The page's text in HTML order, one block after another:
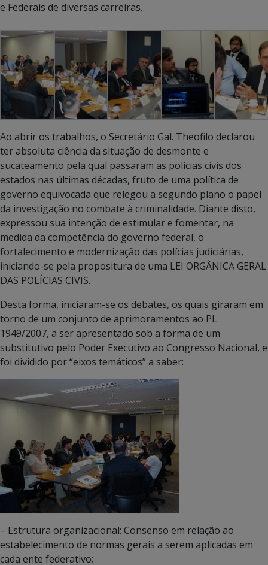
e Federais de diversas carreiras.
Ao abrir os trabalhos, o Secretário Gal. Theofilo declarou
ter absoluta ciência da situação de desmonte e
sucateamento pela qual passaram as polícias civis dos
estados nas últimas décadas, fruto de uma política de
governo equivocada que relegou a segundo plano o papel
da investigação no combate à criminalidade. Diante disto,
expressou sua intenção de estimular e fomentar, na
medida da competência do governo federal, o
fortalecimento e modernização das polícias judiciárias,
iniciando-se pela propositura de uma LEI ORGÂNICA GERAL
DAS POLÍCIAS CIVIS.
Desta forma, iniciaram-se os debates, os quais giraram em
torno de um conjunto de aprimoramentos ao PL
1949/2007, a ser apresentado sob a forma de um
substitutivo pelo Poder Executivo ao Congresso Nacional, e
foi dividido por “eixos temáticos” a saber:
– Estrutura organizacional: Consenso em relação ao
estabelecimento de normas gerais a serem aplicadas em
cada ente federativo;